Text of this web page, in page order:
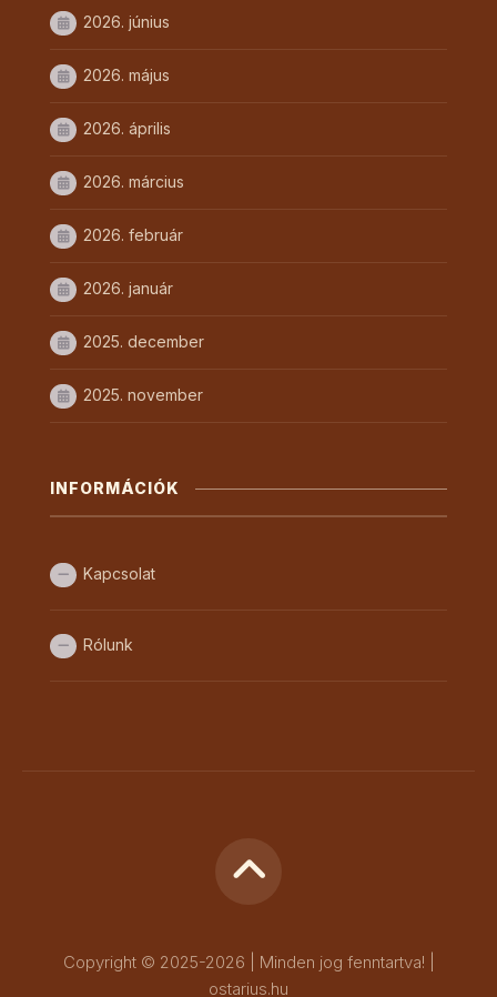
2026. június
2026. május
2026. április
2026. március
2026. február
2026. január
2025. december
2025. november
INFORMÁCIÓK
Kapcsolat
Rólunk
Copyright © 2025-2026 | Minden jog fenntartva! |
ostarius.hu